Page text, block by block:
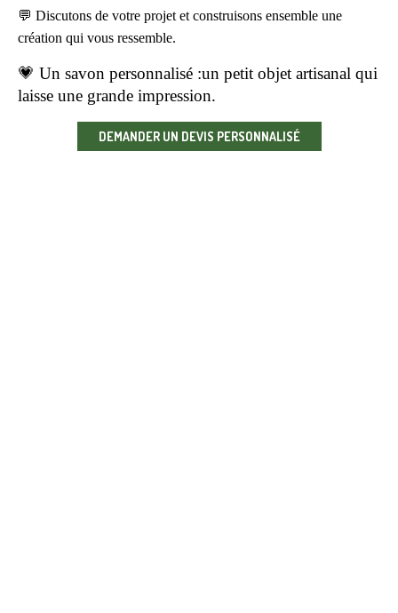
💬 Discutons de votre projet et construisons ensemble une
création qui vous ressemble.
💗 Un savon personnalisé :un petit objet artisanal qui
laisse une grande impression.
DEMANDER UN DEVIS PERSONNALISÉ